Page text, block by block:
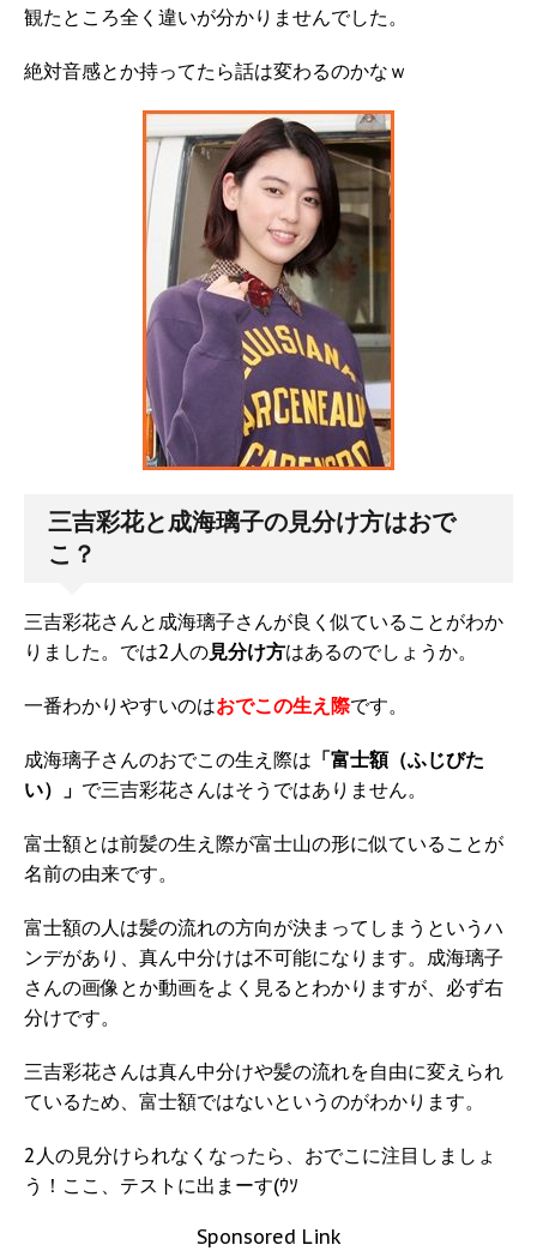
観たところ全く違いが分かりませんでした。
絶対音感とか持ってたら話は変わるのかなｗ
三吉彩花と成海璃子の見分け方はおで
こ？
三吉彩花さんと成海璃子さんが良く似ていることがわか
りました。では2人の見分け方はあるのでしょうか。
一番わかりやすいのはおでこの生え際です。
成海璃子さんのおでこの生え際は 「富士額（ふじびた
い）」 で三吉彩花さんはそうではありません。
富士額とは前髪の生え際が富士山の形に似ていることが
名前の由来です。
富士額の人は髪の流れの方向が決まってしまうというハ
ンデがあり、真ん中分けは不可能になります。成海璃子
さんの画像とか動画をよく見るとわかりますが、必ず右
分けです。
三吉彩花さんは真ん中分けや髪の流れを自由に変えられ
ているため、富士額ではないというのがわかります。
2人の見分けられなくなったら、おでこに注目しましょ
う！ここ、テストに出まーす(ｳｿ
Sponsored Link